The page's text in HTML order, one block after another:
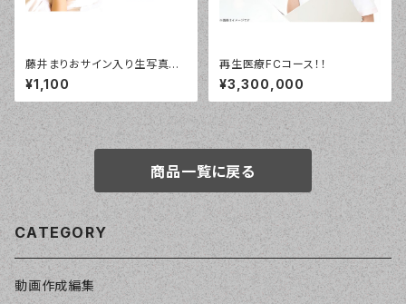
藤井まりおサイン入り生写真SE
T3枚入り税込
¥1,100
再生医療FCコース！！
¥3,300,000
商品一覧に戻る
CATEGORY
動画作成編集